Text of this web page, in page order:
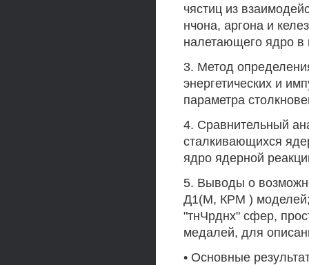
чястиц из
нчона, аргона и
налетающего ядро в
3. Метод
энергетических и
параметра
4. Сравнительный
сталкивающихся
ядро ядерной
5. Выводы о
Д1(М, КРМ ) моделей;
"тнЧрднх" сфер,
медалей, для
• Основные